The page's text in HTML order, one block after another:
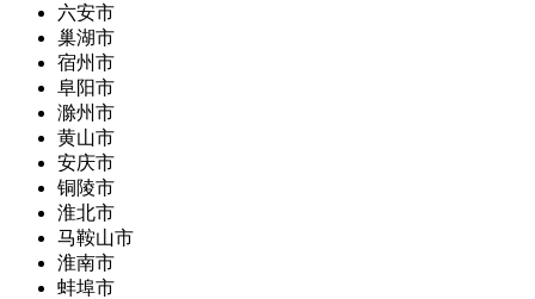
六安市
巢湖市
宿州市
阜阳市
滁州市
黄山市
安庆市
铜陵市
淮北市
马鞍山市
淮南市
蚌埠市